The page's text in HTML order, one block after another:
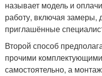
называет модель и
работу, включая замеры,
приглашённые
Второй способ
прочими
самостоятельно, а